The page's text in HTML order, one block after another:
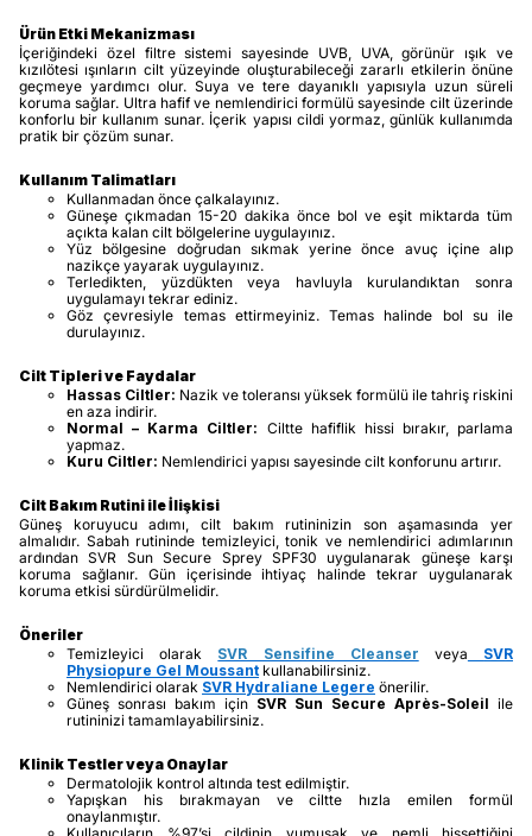
Ürün Etki Mekanizması
İçeriğindeki özel filtre sistemi sayesinde UVB, UVA, görünür ışık ve
kızılötesi ışınların cilt yüzeyinde oluşturabileceği zararlı etkilerin önüne
geçmeye yardımcı olur. Suya ve tere dayanıklı yapısıyla uzun süreli
koruma sağlar. Ultra hafif ve nemlendirici formülü sayesinde cilt üzerinde
konforlu bir kullanım sunar. İçerik yapısı cildi yormaz, günlük kullanımda
pratik bir çözüm sunar.
Kullanım Talimatları
Kullanmadan önce çalkalayınız.
Güneşe çıkmadan 15-20 dakika önce bol ve eşit miktarda tüm
açıkta kalan cilt bölgelerine uygulayınız.
Yüz bölgesine doğrudan sıkmak yerine önce avuç içine alıp
nazikçe yayarak uygulayınız.
Terledikten, yüzdükten veya havluyla kurulandıktan sonra
uygulamayı tekrar ediniz.
Göz çevresiyle temas ettirmeyiniz. Temas halinde bol su ile
durulayınız.
Cilt Tipleri ve Faydalar
Hassas Ciltler: Nazik ve toleransı yüksek formülü ile tahriş riskini
en aza indirir.
Normal – Karma Ciltler: Ciltte hafiflik hissi bırakır, parlama
yapmaz.
Kuru Ciltler: Nemlendirici yapısı sayesinde cilt konforunu artırır.
Cilt Bakım Rutini ile İlişkisi
Güneş koruyucu adımı, cilt bakım rutininizin son aşamasında yer
almalıdır. Sabah rutininde temizleyici, tonik ve nemlendirici adımlarının
ardından SVR Sun Secure Sprey SPF30 uygulanarak güneşe karşı
koruma sağlanır. Gün içerisinde ihtiyaç halinde tekrar uygulanarak
koruma etkisi sürdürülmelidir.
Öneriler
Temizleyici olarak SVR Sensifine Cleanser veya
SVR
Physiopure Gel Moussant kullanabilirsiniz.
Nemlendirici olarak SVR Hydraliane Legere önerilir.
Güneş sonrası bakım için SVR Sun Secure Après-Soleil ile
rutininizi tamamlayabilirsiniz.
Klinik Testler veya Onaylar
Dermatolojik kontrol altında test edilmiştir.
Yapışkan his bırakmayan ve ciltte hızla emilen formül
onaylanmıştır.